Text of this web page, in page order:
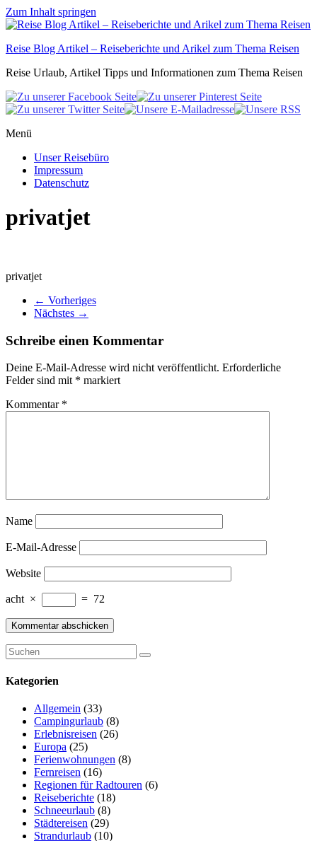
Zum Inhalt springen
Reise Blog Artikel – Reiseberichte und Arikel zum Thema Reisen
Reise Urlaub, Artikel Tipps und Informationen zum Thema Reisen
Menü
Unser Reisebüro
Impressum
Datenschutz
privatjet
privatjet
← Vorheriges
Nächstes →
Schreibe einen Kommentar
Deine E-Mail-Adresse wird nicht veröffentlicht. Erforderliche
Felder sind mit * markiert
Kommentar *
Name
E-Mail-Adresse
Website
acht × = 72
Kategorien
Allgemein (33)
Campingurlaub (8)
Erlebnisreisen (26)
Europa (25)
Ferienwohnungen (8)
Fernreisen (16)
Regionen für Radtouren (6)
Reiseberichte (18)
Schneeurlaub (8)
Städtereisen (29)
Strandurlaub (10)